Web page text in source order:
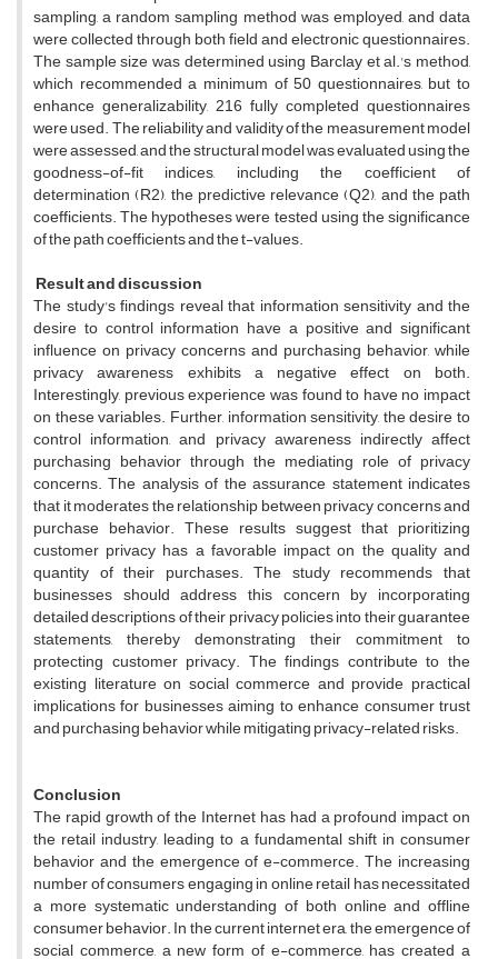
sampling, a random sampling method was employed, and data
were collected through both field and electronic questionnaires.
The sample size was determined using Barclay et al.'s method,
which recommended a minimum of 50 questionnaires, but to
enhance generalizability, 216 fully completed questionnaires
were used. The reliability and validity of the measurement model
were assessed, and the structural model was evaluated using the
goodness-of-fit indices, including the coefficient of
determination (R2), the predictive relevance (Q2), and the path
coefficients. The hypotheses were tested using the significance
of the path coefficients and the t-values.
Result and discussion
The study's findings reveal that information sensitivity and the
desire to control information have a positive and significant
influence on privacy concerns and purchasing behavior, while
privacy awareness exhibits a negative effect on both.
Interestingly, previous experience was found to have no impact
on these variables. Further, information sensitivity, the desire to
control information, and privacy awareness indirectly affect
purchasing behavior through the mediating role of privacy
concerns. The analysis of the assurance statement indicates
that it moderates the relationship between privacy concerns and
purchase behavior. These results suggest that prioritizing
customer privacy has a favorable impact on the quality and
quantity of their purchases. The study recommends that
businesses should address this concern by incorporating
detailed descriptions of their privacy policies into their guarantee
statements, thereby demonstrating their commitment to
protecting customer privacy. The findings contribute to the
existing literature on social commerce and provide practical
implications for businesses aiming to enhance consumer trust
and purchasing behavior while mitigating privacy-related risks.
Conclusion
The rapid growth of the Internet has had a profound impact on
the retail industry, leading to a fundamental shift in consumer
behavior and the emergence of e-commerce. The increasing
number of consumers engaging in online retail has necessitated
a more systematic understanding of both online and offline
consumer behavior. In the current internet era, the emergence of
social commerce, a new form of e-commerce, has created a